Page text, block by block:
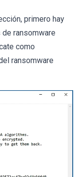
primero hay
ransomware
como
ransomware